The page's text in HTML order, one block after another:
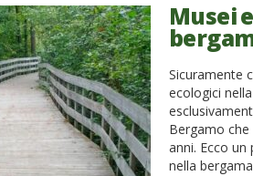
Musei
Sicuramente
ecologici
Bergamo
anni. Ecco
nella